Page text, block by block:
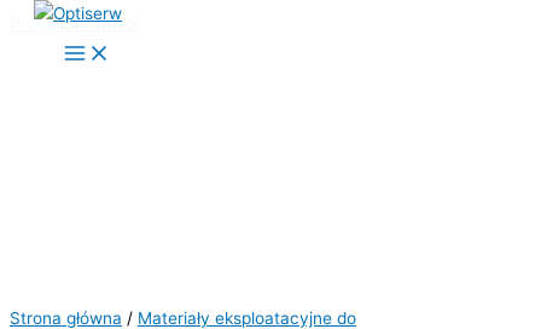
Przejdź do treści
Strona główna / Materiały eksploatacyjne do